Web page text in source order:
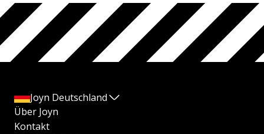
Joyn Deutschland
Über Joyn
Kontakt